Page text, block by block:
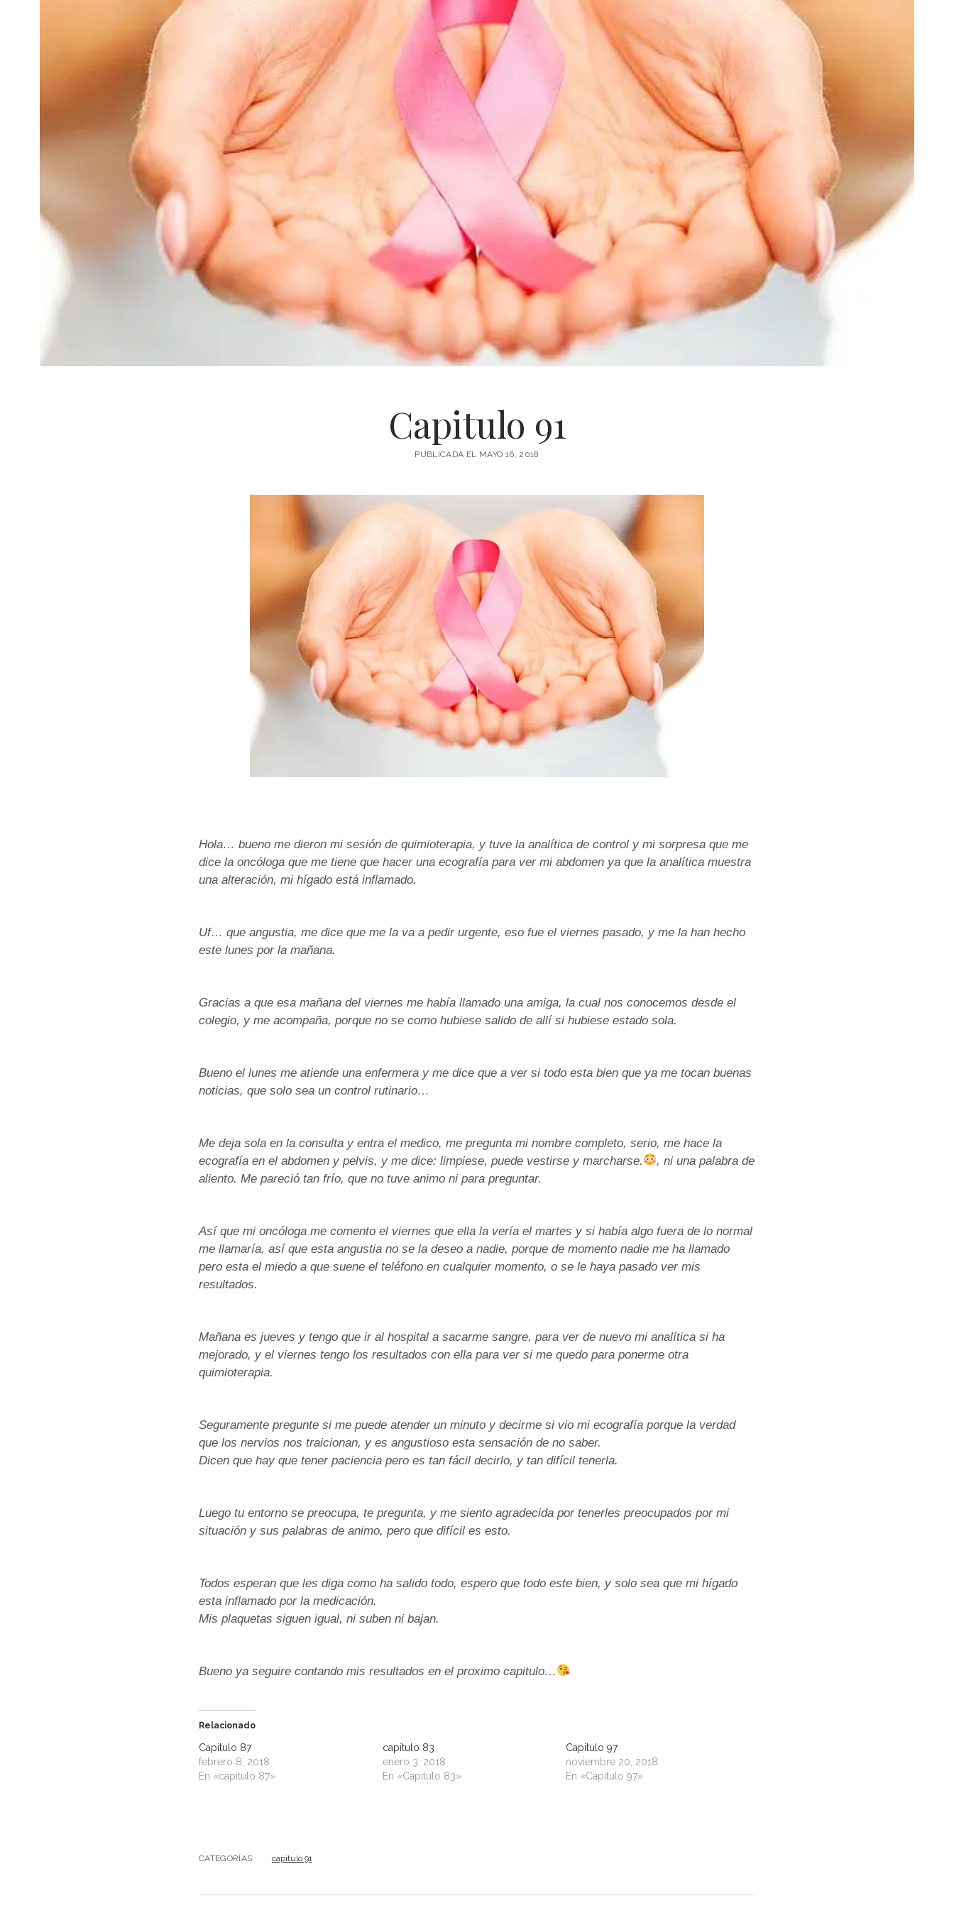
Capitulo 91
PUBLICADA EL MAYO 16, 2018
Hola… bueno me dieron mi sesión de quimioterapia, y tuve la analítica de control y mi sorpresa que me
dice la oncóloga que me tiene que hacer una ecografía para ver mi abdomen ya que la analítica muestra
una alteración, mi hígado está inflamado.
Uf… que angustia, me dice que me la va a pedir urgente, eso fue el viernes pasado, y me la han hecho
este lunes por la mañana.
Gracias a que esa mañana del viernes me había llamado una amiga, la cual nos conocemos desde el
colegio, y me acompaña, porque no se como hubiese salido de allí si hubiese estado sola.
Bueno el lunes me atiende una enfermera y me dice que a ver si todo esta bien que ya me tocan buenas
noticias, que solo sea un control rutinario…
Me deja sola en la consulta y entra el medico, me pregunta mi nombre completo, serio, me hace la
ecografía en el abdomen y pelvis, y me dice: limpiese, puede vestirse y marcharse.
, ni una palabra de
aliento. Me pareció tan frío, que no tuve animo ni para preguntar.
Así que mi oncóloga me comento el viernes que ella la vería el martes y si había algo fuera de lo normal
me llamaría, así que esta angustia no se la deseo a nadie, porque de momento nadie me ha llamado
pero esta el miedo a que suene el teléfono en cualquier momento, o se le haya pasado ver mis
resultados.
Mañana es jueves y tengo que ir al hospital a sacarme sangre, para ver de nuevo mi analítica si ha
mejorado, y el viernes tengo los resultados con ella para ver si me quedo para ponerme otra
quimioterapia.
Seguramente pregunte si me puede atender un minuto y decirme si vio mi ecografía porque la verdad
que los nervios nos traicionan, y es angustioso esta sensación de no saber.
Dicen que hay que tener paciencia pero es tan fácil decirlo, y tan difícil tenerla.
Luego tu entorno se preocupa, te pregunta, y me siento agradecida por tenerles preocupados por mi
situación y sus palabras de animo, pero que difícil es esto.
Todos esperan que les diga como ha salido todo, espero que todo este bien, y solo sea que mi hígado
esta inflamado por la medicación.
Mis plaquetas siguen igual, ni suben ni bajan.
Bueno ya seguire contando mis resultados en el proximo capitulo…
Relacionado
Capitulo 87
febrero 8, 2018
En «capitulo 87»
capitulo 83
enero 3, 2018
En «Capitulo 83»
Capitulo 97
noviembre 20, 2018
En «Capitulo 97»
CATEGORÍAS: capitulo 91